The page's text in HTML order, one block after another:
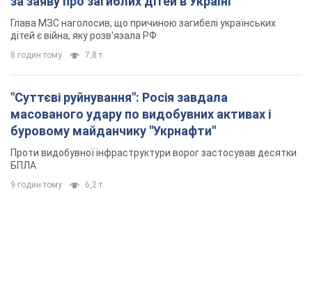
Глава МЗС наголосив, що причиною загибелі українських
дітей є війна, яку розв'язала РФ
8 годин тому 7,8 т.
"Суттєві руйнування": Росія завдала
масованого удару по видобувних активах і
буровому майданчику "Укрнафти"
Проти видобувної інфраструктури ворог застосував десятки
БПЛА
9 годин тому 6,2 т.